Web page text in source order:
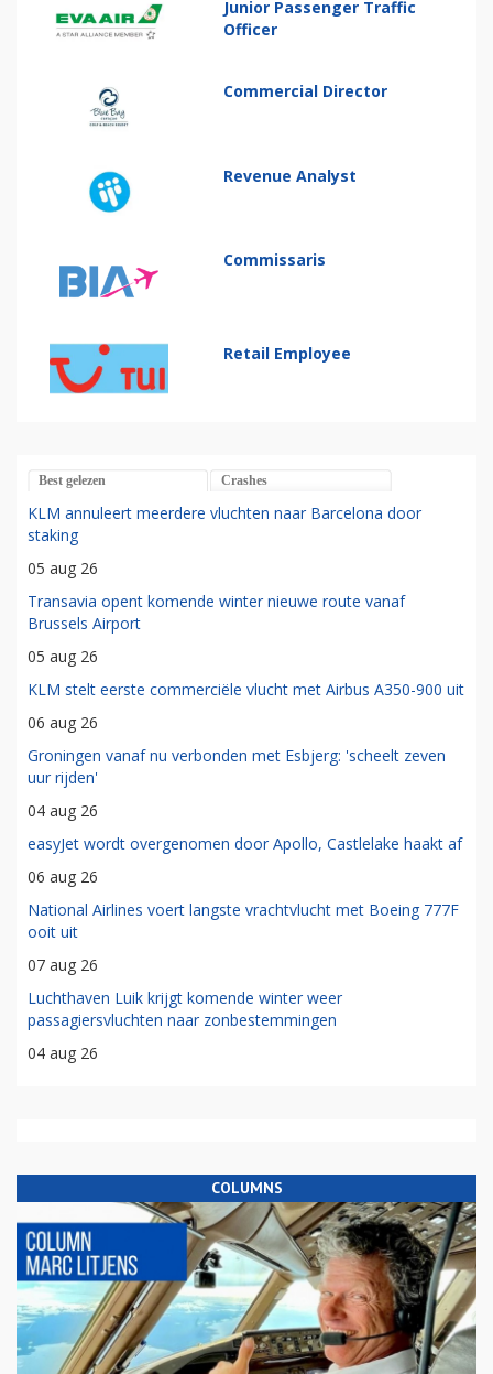
Junior Passenger Traffic
Officer
Commercial Director
Revenue Analyst
Commissaris
Retail Employee
Best gelezen Crashes
KLM annuleert meerdere vluchten naar Barcelona door
staking
05 aug 26
Transavia opent komende winter nieuwe route vanaf
Brussels Airport
05 aug 26
KLM stelt eerste commerciële vlucht met Airbus A350-900 uit
06 aug 26
Groningen vanaf nu verbonden met Esbjerg: 'scheelt zeven
uur rijden'
04 aug 26
easyJet wordt overgenomen door Apollo, Castlelake haakt af
06 aug 26
National Airlines voert langste vrachtvlucht met Boeing 777F
ooit uit
07 aug 26
Luchthaven Luik krijgt komende winter weer
passagiersvluchten naar zonbestemmingen
04 aug 26
COLUMNS